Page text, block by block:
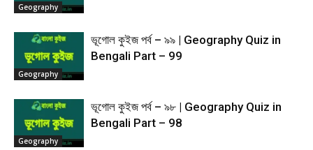
Geography
Geography
ভূগোল কুইজ পর্ব – ৯৯ | Geography Quiz in
Bengali Part – 99
Geography
ভূগোল কুইজ পর্ব – ৯৮ | Geography Quiz in
Bengali Part – 98